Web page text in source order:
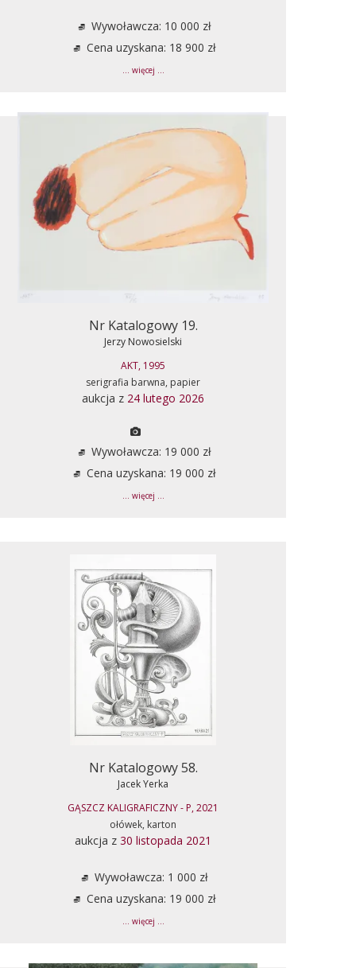
Wywoławcza: 10 000 zł
Cena uzyskana: 18 900 zł
... więcej ...
Nr Katalogowy 19.
Jerzy Nowosielski
AKT, 1995
serigrafia barwna, papier
aukcja z 24 lutego 2026
Wywoławcza: 19 000 zł
Cena uzyskana: 19 000 zł
... więcej ...
Nr Katalogowy 58.
Jacek Yerka
GĄSZCZ KALIGRAFICZNY - P, 2021
ołówek, karton
aukcja z 30 listopada 2021
Wywoławcza: 1 000 zł
Cena uzyskana: 19 000 zł
... więcej ...